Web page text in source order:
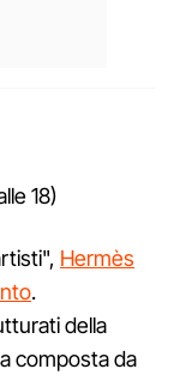
18)
Hermès
.
della
composta da